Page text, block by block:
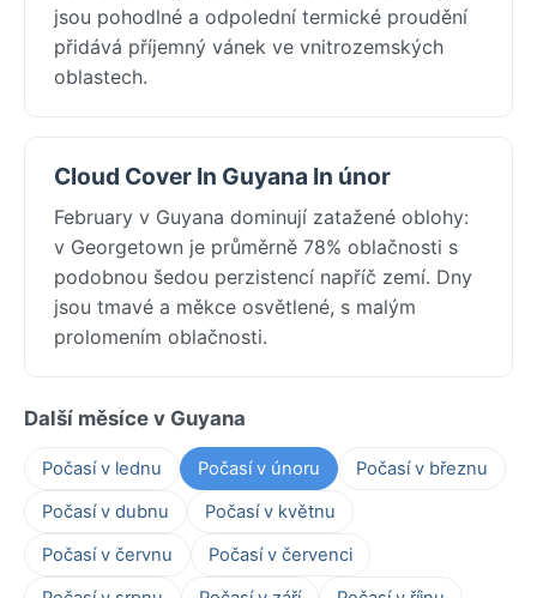
jsou pohodlné a odpolední termické proudění
přidává příjemný vánek ve vnitrozemských
oblastech.
Cloud Cover In Guyana In únor
February v Guyana dominují zatažené oblohy:
v Georgetown je průměrně 78% oblačnosti s
podobnou šedou perzistencí napříč zemí. Dny
jsou tmavé a měkce osvětlené, s malým
prolomením oblačnosti.
Další měsíce v Guyana
Počasí v lednu Počasí v únoru
Počasí v březnu
Počasí v dubnu
Počasí v květnu
Počasí v červnu
Počasí v červenci